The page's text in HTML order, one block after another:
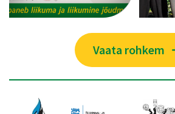
Vaata rohkem